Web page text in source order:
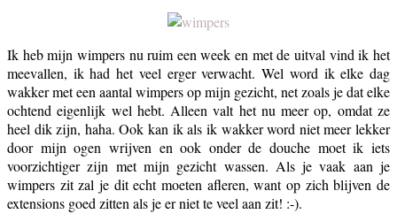
Ik heb mijn wimpers nu ruim een week en met de uitval vind ik het
meevallen, ik had het veel erger verwacht. Wel word ik elke dag
wakker met een aantal wimpers op mijn gezicht, net zoals je dat elke
ochtend eigenlijk wel hebt. Alleen valt het nu meer op, omdat ze
heel dik zijn, haha. Ook kan ik als ik wakker word niet meer lekker
door mijn ogen wrijven en ook onder de douche moet ik iets
voorzichtiger zijn met mijn gezicht wassen. Als je vaak aan je
wimpers zit zal je dit echt moeten afleren, want op zich blijven de
extensions goed zitten als je er niet te veel aan zit! :-).